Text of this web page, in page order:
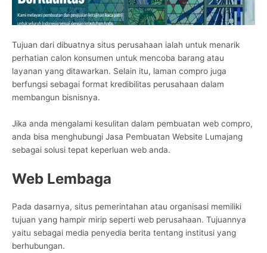
Tujuan dari dibuatnya situs perusahaan ialah untuk menarik
perhatian calon konsumen untuk mencoba barang atau
layanan yang ditawarkan. Selain itu, laman compro juga
berfungsi sebagai format kredibilitas perusahaan dalam
membangun bisnisnya.
Jika anda mengalami kesulitan dalam pembuatan web compro,
anda bisa menghubungi Jasa Pembuatan Website Lumajang
sebagai solusi tepat keperluan web anda.
Web Lembaga
Pada dasarnya, situs pemerintahan atau organisasi memiliki
tujuan yang hampir mirip seperti web perusahaan. Tujuannya
yaitu sebagai media penyedia berita tentang institusi yang
berhubungan.